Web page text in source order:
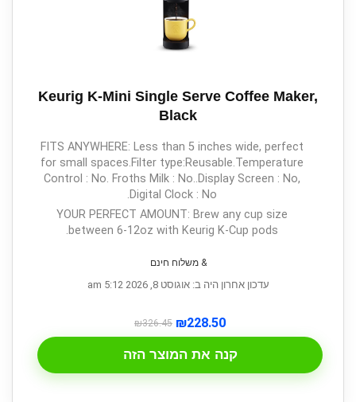
Keurig K-Mini Single Serve Coffee Maker,
Black
FITS ANYWHERE: Less than 5 inches wide, perfect
for small spaces.Filter type:Reusable.Temperature
Control : No. Froths Milk : No..Display Screen : No,
Digital Clock : No.
YOUR PERFECT AMOUNT: Brew any cup size
between 6-12oz with Keurig K-Cup pods.
& משלוח חינם
עדכון אחרון היה ב: אוגוסט 8, 2026 5:12 am
₪228.50
₪326.45
קנה את המוצר הזה